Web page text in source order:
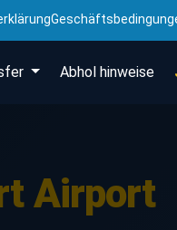
Abhol hinweise
Airport